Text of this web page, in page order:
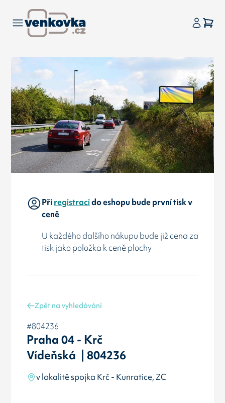
Přiregistracido eshopu bude první tisk v
ceně
U každého dalšího nákupu bude již cena za
tisk jako položka k ceně plochy
Zpět na vyhledávání
#804236
Praha 04 - Krč
Vídeňská | 804236
v lokalitě spojka Krč - Kunratice, ZC